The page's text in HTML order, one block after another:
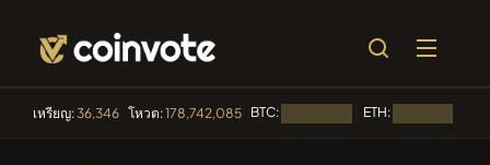
เหรียญ:36,346 โหวต:178,742,085 BTC: ETH: